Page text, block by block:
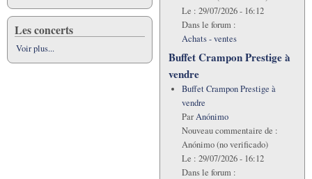
Les concerts
Voir plus...
Le : 29/07/2026 - 16:12
Dans le forum :
Achats - ventes
Buffet Crampon Prestige à
vendre
Buffet Crampon Prestige à
vendre
ParAnónimo
Nouveau commentaire de :
Anónimo (no verificado)
Le : 29/07/2026 - 16:12
Dans le forum :